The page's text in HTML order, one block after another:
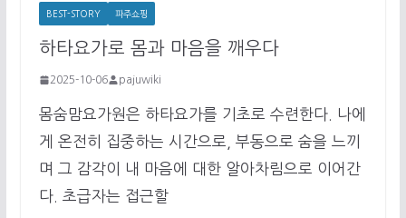
BEST-STORY 파주쇼핑
하타요가로 몸과 마음을 깨우다
2025-10-06 pajuwiki
몸숨맘요가원은 하타요가를 기초로 수련한다. 나에
게 온전히 집중하는 시간으로, 부동으로 숨을 느끼
며 그 감각이 내 마음에 대한 알아차림으로 이어간
다. 초급자는 접근할